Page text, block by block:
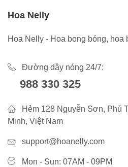
Hoa Nelly
Hoa Nelly - Hoa bong bóng, hoa
Đường dây nóng 24/7:
988 330 325
Hẻm 128 Nguyễn Sơn, Phú
Minh, Việt Nam
support@hoanelly.com
Mon - Sun: 07AM - 09PM